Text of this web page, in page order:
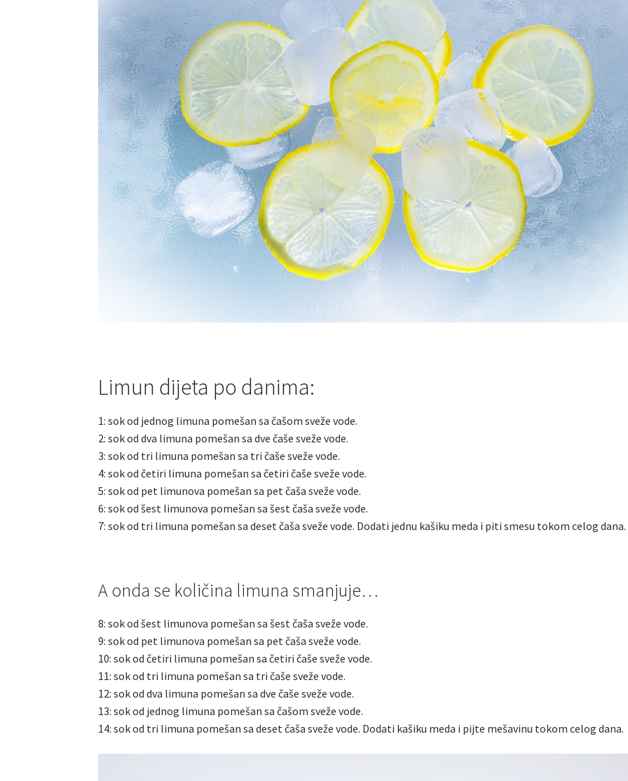
Limun dijeta po danima:
1: sok od jednog limuna pomešan sa čašom sveže vode.
2: sok od dva limuna pomešan sa dve čaše sveže vode.
3: sok od tri limuna pomešan sa tri čaše sveže vode.
4: sok od četiri limuna pomešan sa četiri čaše sveže vode.
5: sok od pet limunova pomešan sa pet čaša sveže vode.
6: sok od šest limunova pomešan sa šest čaša sveže vode.
7: sok od tri limuna pomešan sa deset čaša sveže vode. Dodati jednu kašiku meda i piti smesu tokom celog dana.
A onda se količina limuna smanjuje…
8: sok od šest limunova pomešan sa šest čaša sveže vode.
9: sok od pet limunova pomešan sa pet čaša sveže vode.
10: sok od četiri limuna pomešan sa četiri čaše sveže vode.
11: sok od tri limuna pomešan sa tri čaše sveže vode.
12: sok od dva limuna pomešan sa dve čaše sveže vode.
13: sok od jednog limuna pomešan sa čašom sveže vode.
14: sok od tri limuna pomešan sa deset čaša sveže vode. Dodati kašiku meda i pijte mešavinu tokom celog dana.